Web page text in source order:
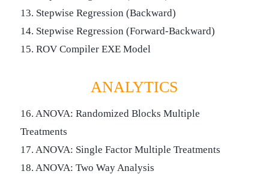
13. Stepwise Regression (Backward)
14. Stepwise Regression (Forward-Backward)
15. ROV Compiler EXE Model
ANALYTICS
16. ANOVA: Randomized Blocks Multiple
Treatments
17. ANOVA: Single Factor Multiple Treatments
18. ANOVA: Two Way Analysis